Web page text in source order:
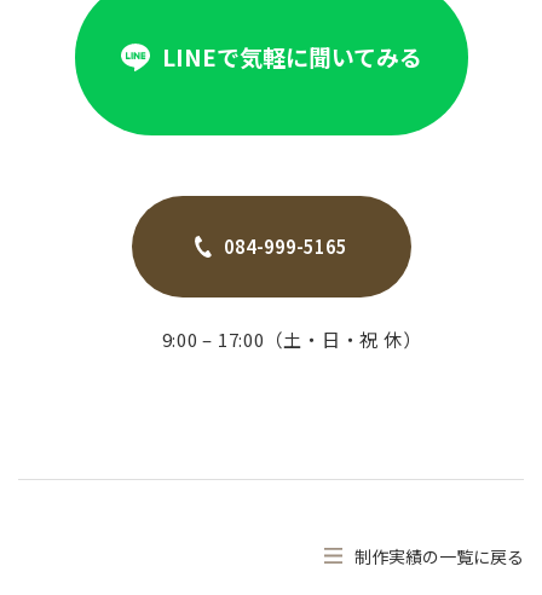
LINEで気軽に聞いてみる
084-999-5165
9:00 – 17:00（土・日・祝 休）
制作実績の一覧に戻る